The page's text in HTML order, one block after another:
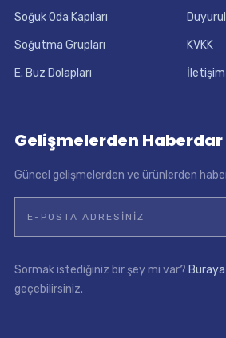
Soğuk Oda Kapıları
Soğutma Grupları KVKK
E. Buz Dolapları İletişim
Gelişmelerden Haberdar
Güncel gelişmelerden ve ürünlerden
Sormak istediğiniz bir şey mi var? Buraya
geçebilirsiniz.